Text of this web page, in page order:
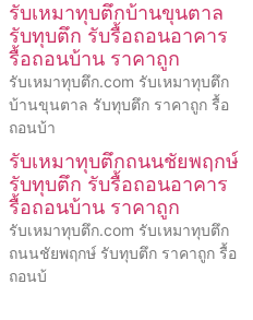
รับเหมาทุบตึกบ้านขุนตาล
รับทุบตึก รับรื้อถอนอาคาร
รื้อถอนบ้าน ราคาถูก
รับเหมาทุบตึก.com รับเหมาทุบตึก
บ้านขุนตาล รับทุบตึก ราคาถูก รื้อ
ถอนบ้า
รับเหมาทุบตึกถนนชัยพฤกษ์
รับทุบตึก รับรื้อถอนอาคาร
รื้อถอนบ้าน ราคาถูก
รับเหมาทุบตึก.com รับเหมาทุบตึก
ถนนชัยพฤกษ์ รับทุบตึก ราคาถูก รื้อ
ถอนบ้